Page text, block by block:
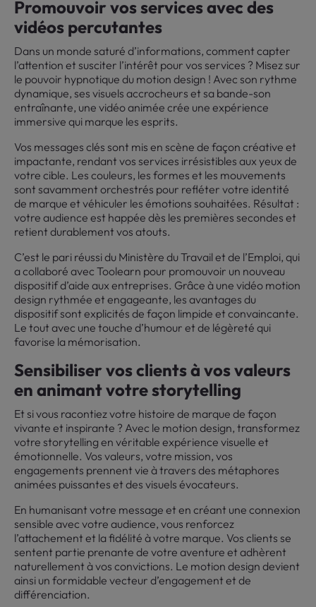
Promouvoir vos services avec des
vidéos percutantes
Dans un monde saturé d’informations, comment capter
l’attention et susciter l’intérêt pour vos services ? Misez sur
le pouvoir hypnotique du motion design ! Avec son rythme
dynamique, ses visuels accrocheurs et sa bande-son
entraînante, une vidéo animée crée une expérience
immersive qui marque les esprits.
Vos messages clés sont mis en scène de façon créative et
impactante, rendant vos services irrésistibles aux yeux de
votre cible. Les couleurs, les formes et les mouvements
sont savamment orchestrés pour refléter votre identité
de marque et véhiculer les émotions souhaitées. Résultat :
votre audience est happée dès les premières secondes et
retient durablement vos atouts.
C’est le pari réussi du Ministère du Travail et de l’Emploi, qui
a collaboré avec Toolearn pour promouvoir un nouveau
dispositif d’aide aux entreprises. Grâce à une vidéo motion
design rythmée et engageante, les avantages du
dispositif sont explicités de façon limpide et convaincante.
Le tout avec une touche d’humour et de légèreté qui
favorise la mémorisation.
Sensibiliser vos clients à vos valeurs
en animant votre storytelling
Et si vous racontiez votre histoire de marque de façon
vivante et inspirante ? Avec le motion design, transformez
votre storytelling en véritable expérience visuelle et
émotionnelle. Vos valeurs, votre mission, vos
engagements prennent vie à travers des métaphores
animées puissantes et des visuels évocateurs.
En humanisant votre message et en créant une connexion
sensible avec votre audience, vous renforcez
l’attachement et la fidélité à votre marque. Vos clients se
sentent partie prenante de votre aventure et adhèrent
naturellement à vos convictions. Le motion design devient
ainsi un formidable vecteur d’engagement et de
différenciation.